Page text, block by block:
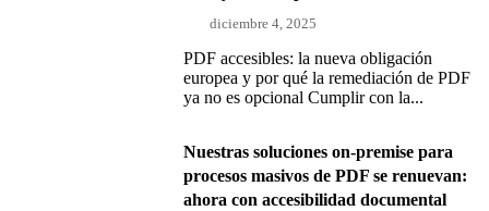
diciembre 4, 2025
PDF accesibles: la nueva obligación
europea y por qué la remediación de PDF
ya no es opcional Cumplir con la...
Nuestras soluciones on-premise para
procesos masivos de PDF se renuevan:
ahora con accesibilidad documental